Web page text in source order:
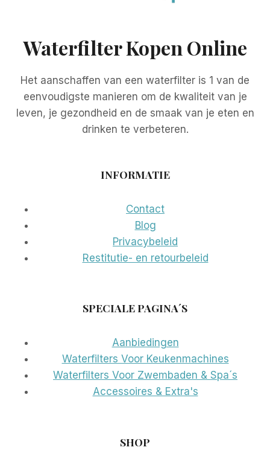
Waterfilter Kopen Online
Het aanschaffen van een waterfilter is 1 van de
eenvoudigste manieren om de kwaliteit van je
leven, je gezondheid en de smaak van je eten en
drinken te verbeteren.
INFORMATIE
Contact
Blog
Privacybeleid
Restitutie- en retourbeleid
SPECIALE PAGINA´S
Aanbiedingen
Waterfilters Voor Keukenmachines
Waterfilters Voor Zwembaden & Spa´s
Accessoires & Extra's
SHOP